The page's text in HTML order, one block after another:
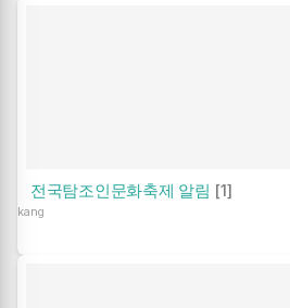
전국탐조인문화축제 알림 [1]
kang